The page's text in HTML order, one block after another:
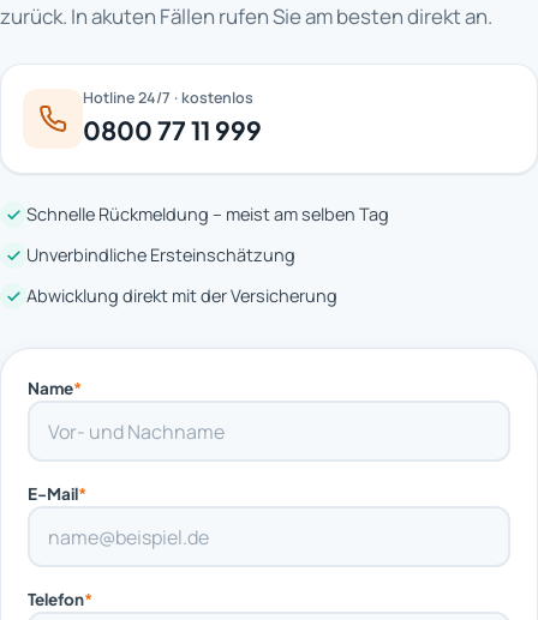
zurück. In akuten Fällen rufen Sie am besten direkt an.
Hotline 24/7 · kostenlos
0800 77 11 999
Schnelle Rückmeldung – meist am selben Tag
Unverbindliche Ersteinschätzung
Abwicklung direkt mit der Versicherung
Name*
E-Mail*
Telefon*